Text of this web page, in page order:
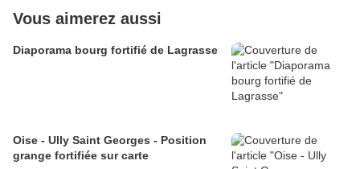
Vous aimerez aussi
Diaporama bourg fortifié de Lagrasse
Oise - Ully Saint Georges - Position
grange fortifiée sur carte